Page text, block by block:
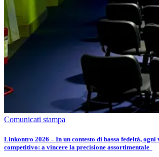
Comunicati stampa
Linkontro 2026 – In un contesto di bassa fedeltà, ogni
competitivo: a vincere la precisione assortimentale